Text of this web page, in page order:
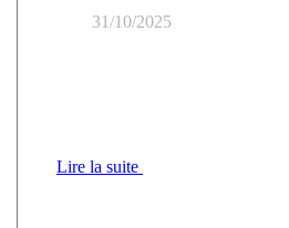
31/10/2025
Lire la suite